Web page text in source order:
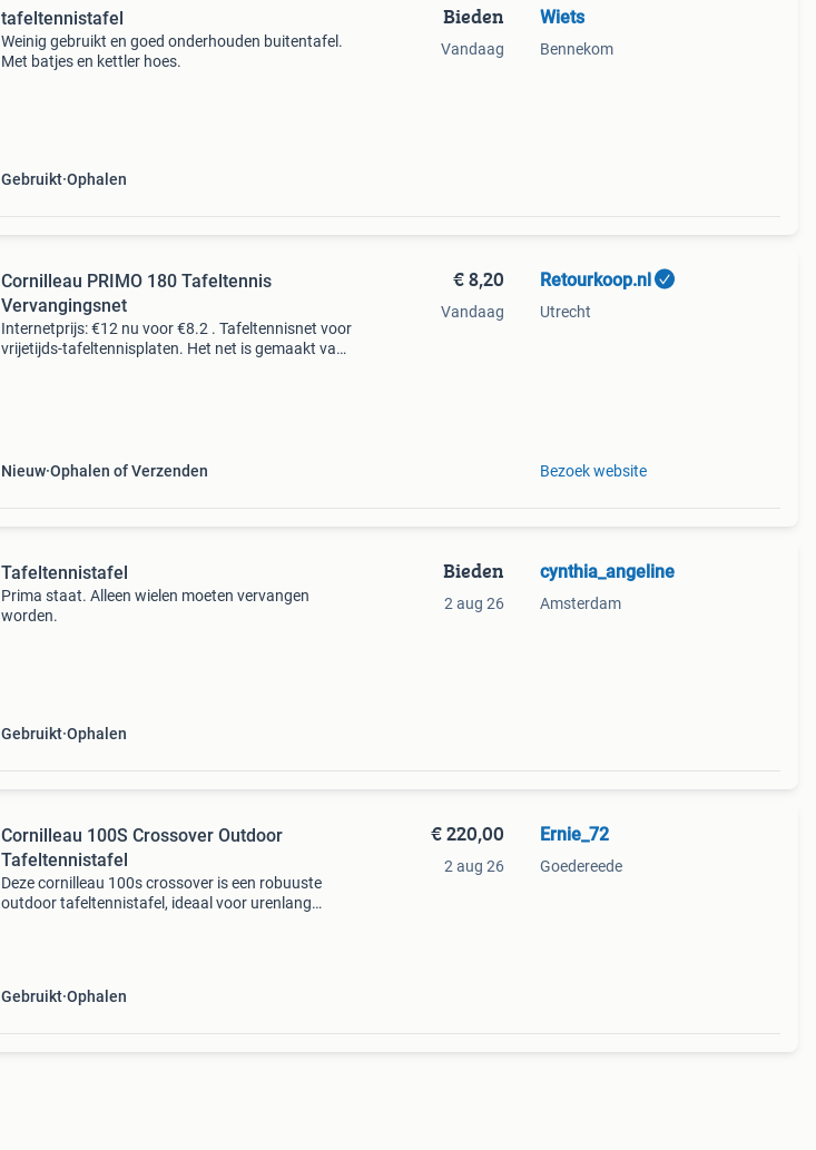
tafeltennistafel
Weinig gebruikt en goed onderhouden buitentafel.
Met batjes en kettler hoes.
Gebruikt Ophalen
Bieden
Vandaag
Wiets
Bennekom
Cornilleau PRIMO 180 Tafeltennis
Vervangingsnet
Internetprijs: €12 nu voor €8.2 . Tafeltennisnet voor
vrijetijds-tafeltennisplaten. Het net is gemaakt van
Nieuw Ophalen of Verzenden
€ 8,20
Vandaag
Retourkoop.nl
Utrecht
Bezoek website
Tafeltennistafel
Prima staat. Alleen wielen moeten vervangen
worden.
Gebruikt Ophalen
Bieden
2 aug 26
cynthia_angeline
Amsterdam
Cornilleau 100S Crossover Outdoor
Tafeltennistafel
Deze cornilleau 100s crossover is een robuuste
outdoor tafeltennistafel, ideaal voor urenlang
Gebruikt Ophalen
€ 220,00
2 aug 26
Ernie_72
Goedereede